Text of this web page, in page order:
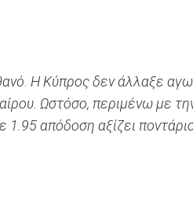
Η Κύπρος δεν άλλαξε
Ωστόσο, περιμένω με
1.95 απόδοση αξίζει